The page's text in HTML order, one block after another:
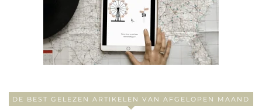
DE BEST GELEZEN ARTIKELEN VAN AFGELOPEN MAAND